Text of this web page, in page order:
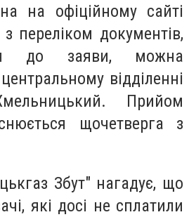
на офіційному сайті
переліком документів,
до заяви, можна
відділенні
Прийом
щочетверга з
Збут" нагадує, що
які досі не сплатили